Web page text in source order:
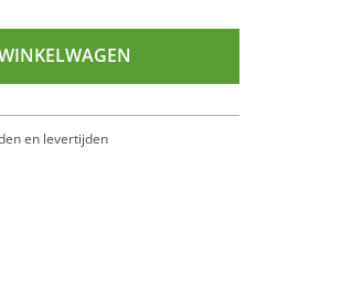
en levertijden